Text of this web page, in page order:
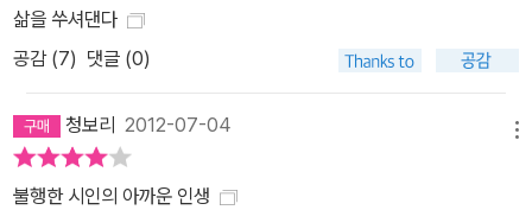
삶을 쑤셔댄다
공감 (7) 댓글 (0)
청보리 2012-07-04
불행한 시인의 아까운 인생